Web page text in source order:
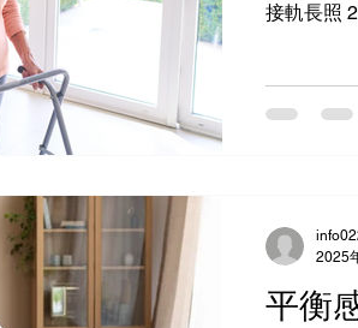
接軌長照
平衡
2025